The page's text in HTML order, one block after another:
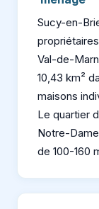
Sucy-en-
Val-de-
10,43 km²
maisons
Le quartier
Notre-
de 100-160